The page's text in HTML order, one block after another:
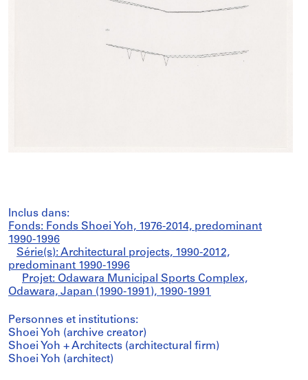
Inclus dans:
Fonds: Fonds Shoei Yoh, 1976-2014, predominant
1990-1996
Série(s): Architectural projects, 1990-2012,
predominant 1990-1996
Projet: Odawara Municipal Sports Complex,
Odawara, Japan (1990-1991), 1990-1991
Personnes et institutions:
Shoei Yoh (archive creator)
Shoei Yoh + Architects (architectural firm)
Shoei Yoh (architect)